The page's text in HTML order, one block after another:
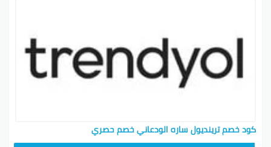
كود خصم ترينديول ساره الودعاني خصم حصري